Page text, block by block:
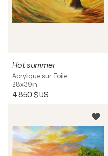
Hot summer
Acrylique sur Toile
28x39in
4 850 $US